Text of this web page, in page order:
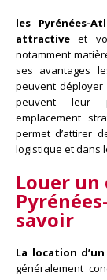
les Pyrénées-
attractive et
notamment
ses avantages
peuvent
peuvent leur
emplacement
permet d’attirer
logistique et dans
Louer
savoir
La location
généralement